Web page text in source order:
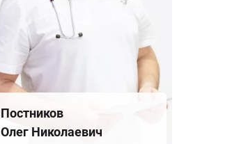
Постников
Олег Николаевич